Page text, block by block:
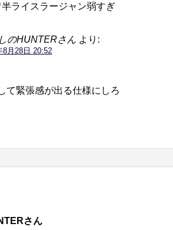
ライスラージャン弱すぎ
のHUNTERさん より:
8月28日 20:52
て緊張感が出る仕様にしろ
さん